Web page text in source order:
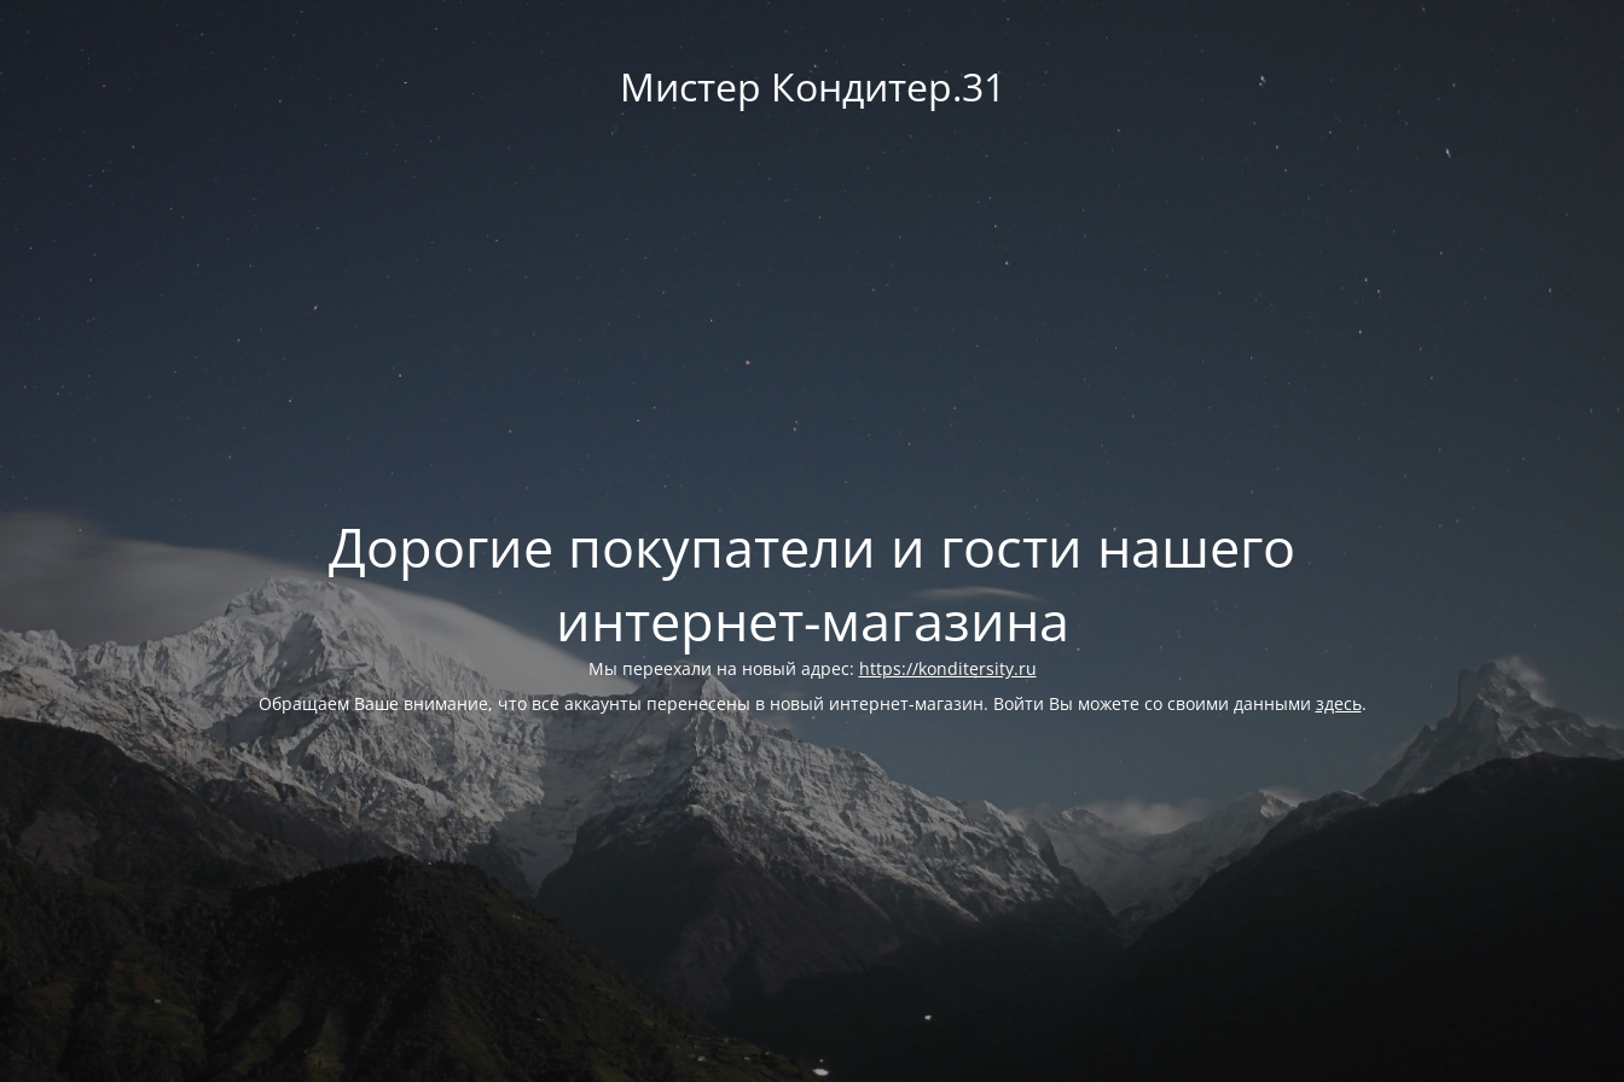
Мистер Кондитер.31
Дорогие покупатели и гости нашего
интернет-магазина
Мы переехали на новый адрес: https://konditersity.ru
Обращаем Ваше внимание, что все аккаунты перенесены в новый интернет-магазин. Войти Вы можете со своими данными здесь.